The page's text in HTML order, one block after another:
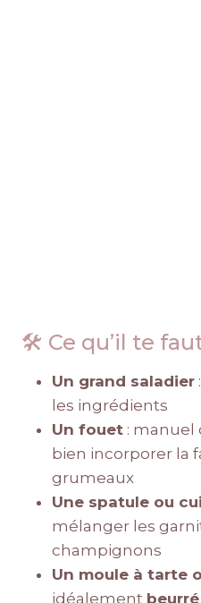
🛠️ Ce qu’il te
Un grand saladier
les ingrédients
Un fouet : manuel
bien incorporer la
grumeaux
Une spatule ou
mélanger les
champignons
Un moule à tarte
idéalement beurré